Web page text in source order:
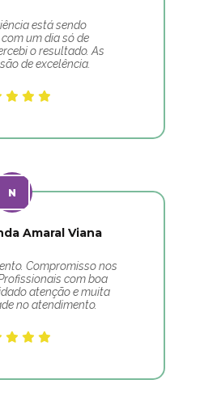
está sendo
um dia só de
o resultado. As
de excelência.
Amaral Viana
Compromisso nos
com boa
atenção e muita
no atendimento.